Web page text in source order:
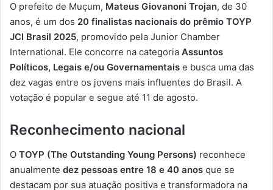
O prefeito de Muçum, Mateus Giovanoni Trojan, de 30
anos, é um dos 20 finalistas nacionais do prêmio TOYP
JCI Brasil 2025, promovido pela Junior Chamber
International. Ele concorre na categoria Assuntos
Políticos, Legais e/ou Governamentais e busca uma das
dez vagas entre os jovens mais influentes do Brasil. A
votação é popular e segue até 11 de agosto.
Reconhecimento nacional
O TOYP (The Outstanding Young Persons) reconhece
anualmente dez pessoas entre 18 e 40 anos que se
destacam por sua atuação positiva e transformadora na